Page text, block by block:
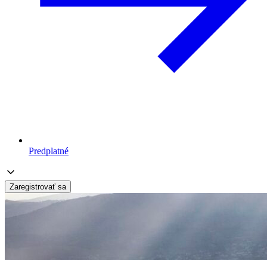
Predplatné
Zaregistrovať sa